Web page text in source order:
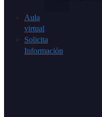
Aula
virtual
Solicita
Información